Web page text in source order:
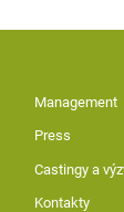
Management
Press
Castingy a
Kontakty